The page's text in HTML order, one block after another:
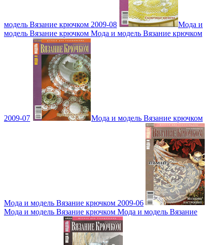
модель Вязание крючком 2009-08
Мода и
модель Вязание крючком Мода и модель Вязание крючком
2009-07 Мода и модель Вязание крючком
Мода и модель Вязание крючком 2009-06
Мода и модель Вязание крючком Мода и модель Вязание